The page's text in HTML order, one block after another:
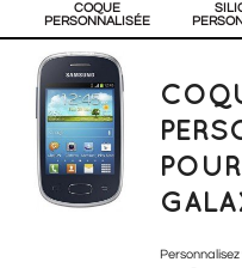
COQUE
PERSONNALISÉE